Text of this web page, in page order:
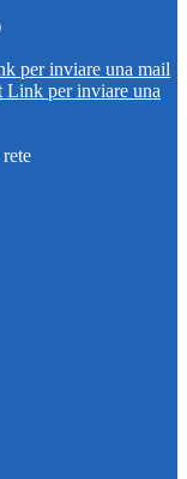
per inviare una mail
Link per inviare una